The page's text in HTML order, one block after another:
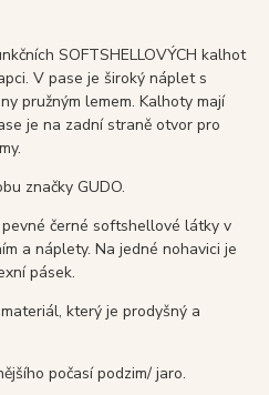
SOFTSHELLOVÝCH kalhot
V pase je široký náplet s
pružným lemem. Kalhoty mají
je na zadní straně otvor pro
značky GUDO.
černé softshellové látky v
a náplety. Na jedné nohavici je
pásek.
který je prodyšný a
počasí podzim/ jaro.